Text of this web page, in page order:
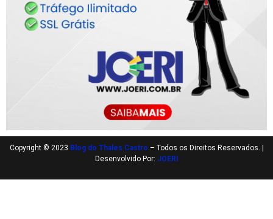
Copyright © 2023 Blog do Thales Castro – Todos os Direitos Reservados. |
Desenvolvido Por: JOERI